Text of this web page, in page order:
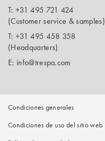
T: +31 495 721 424
(Customer service & samples)
T: +31 495 458 358
(Headquarters)
E: info@trespa.com
Condiciones generales
Condiciones de uso del sitio web